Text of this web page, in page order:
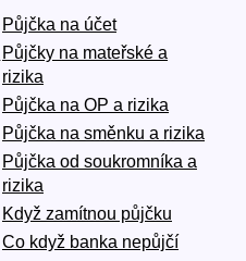
Půjčka na účet
Půjčky na mateřské a
rizika
Půjčka na OP a rizika
Půjčka na směnku a rizika
Půjčka od soukromníka a
rizika
Když zamítnou půjčku
Co když banka nepůjčí